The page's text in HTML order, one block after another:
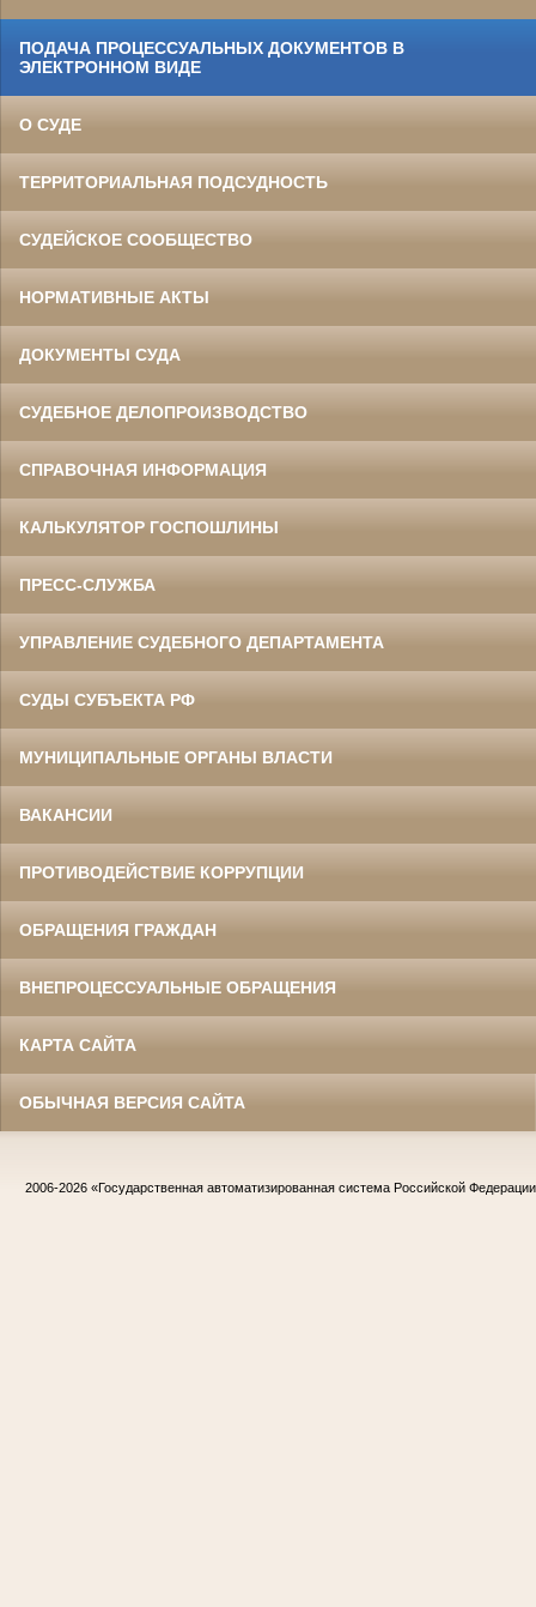
ПОДАЧА ПРОЦЕССУАЛЬНЫХ ДОКУМЕНТОВ В
ЭЛЕКТРОННОМ ВИДЕ
О СУДЕ
ТЕРРИТОРИАЛЬНАЯ ПОДСУДНОСТЬ
СУДЕЙСКОЕ СООБЩЕСТВО
НОРМАТИВНЫЕ АКТЫ
ДОКУМЕНТЫ СУДА
СУДЕБНОЕ ДЕЛОПРОИЗВОДСТВО
СПРАВОЧНАЯ ИНФОРМАЦИЯ
КАЛЬКУЛЯТОР ГОСПОШЛИНЫ
ПРЕСС-СЛУЖБА
УПРАВЛЕНИЕ СУДЕБНОГО ДЕПАРТАМЕНТА
СУДЫ СУБЪЕКТА РФ
МУНИЦИПАЛЬНЫЕ ОРГАНЫ ВЛАСТИ
ВАКАНСИИ
ПРОТИВОДЕЙСТВИЕ КОРРУПЦИИ
ОБРАЩЕНИЯ ГРАЖДАН
ВНЕПРОЦЕССУАЛЬНЫЕ ОБРАЩЕНИЯ
КАРТА САЙТА
ОБЫЧНАЯ ВЕРСИЯ САЙТА
2006-2026 «Государственная автоматизированная система Российской